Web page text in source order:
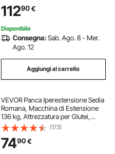
della Forza in Palestra a Casa
11290€
Disponibile
Consegna:Sab. Ago. 8 - Mer.
Ago. 12
Aggiungi al carrello
VEVOR Panca Iperestensione Sedia
Romana, Macchina di Estensione
136 kg, Attrezzatura per Glutei,
Muscoli Posteriori della Coscia,
Parte Addominale, Panca per
Allenamento Schiena Palestra
Domestica
(173)
7490€